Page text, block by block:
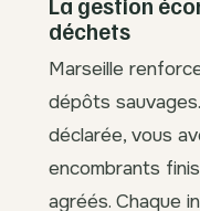
déchets
Marseille
dépôts
déclarée, vous
encombrants
agréés. Chaque